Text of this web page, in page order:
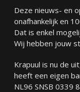
Deze nieuws- en
onafhankelijk en
Dat is enkel
Wij hebben jouw
Krapuul is nu de
heeft een eigen
NL96 SNSB 0339